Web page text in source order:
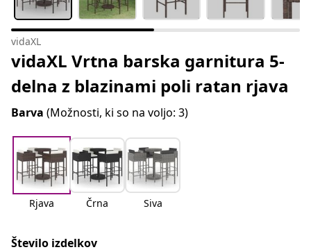
vidaXL
vidaXL Vrtna barska garnitura 5-
delna z blazinami poli ratan rjava
Barva (Možnosti, ki so na voljo: 3)
Rjava Črna Siva
Število izdelkov